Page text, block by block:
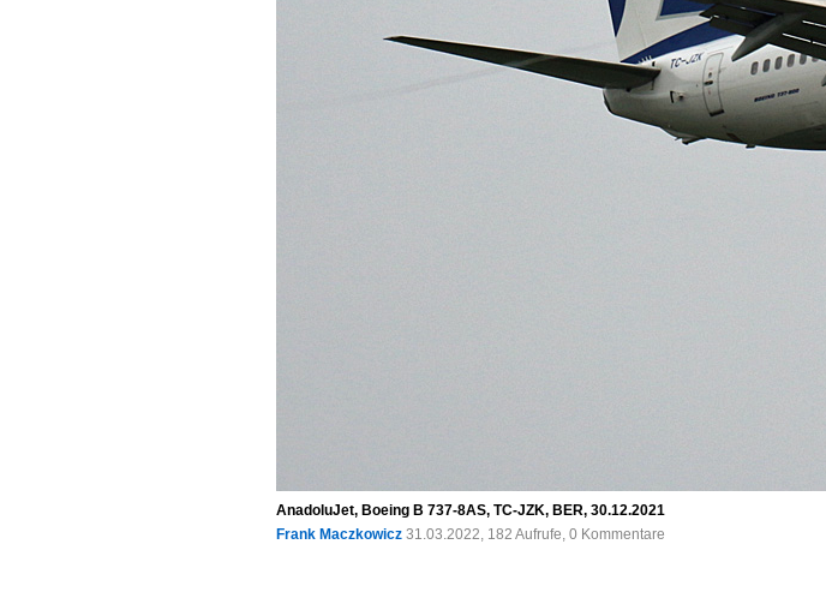
AnadoluJet, Boeing B 737-8AS, TC-JZK, BER, 30.12.2021
Frank Maczkowicz 31.03.2022, 182 Aufrufe, 0 Kommentare